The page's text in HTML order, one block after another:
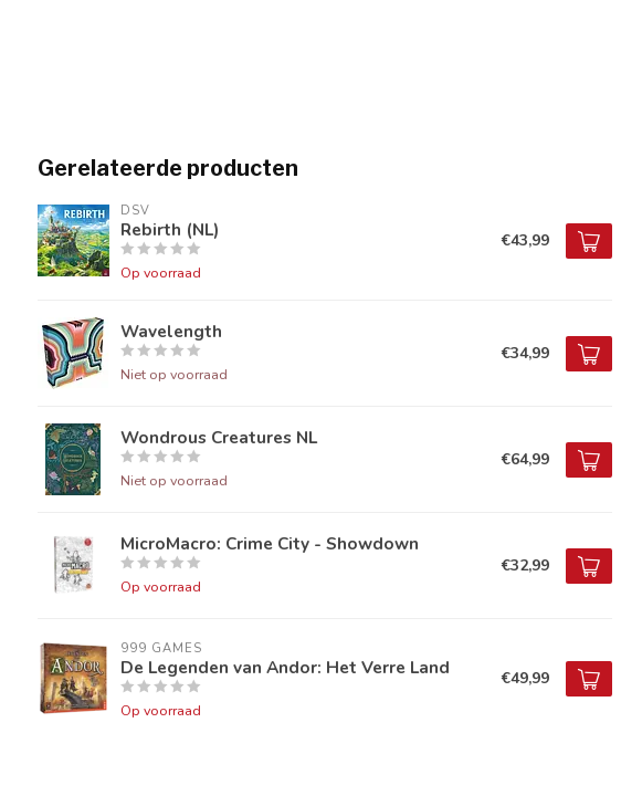
Gerelateerde producten
DSV
Rebirth (NL)
Op voorraad
€43,99
Wavelength
Niet op voorraad
€34,99
Wondrous Creatures NL
Niet op voorraad
€64,99
MicroMacro: Crime City - Showdown
Op voorraad
€32,99
999 GAMES
De Legenden van Andor: Het Verre Land
Op voorraad
€49,99